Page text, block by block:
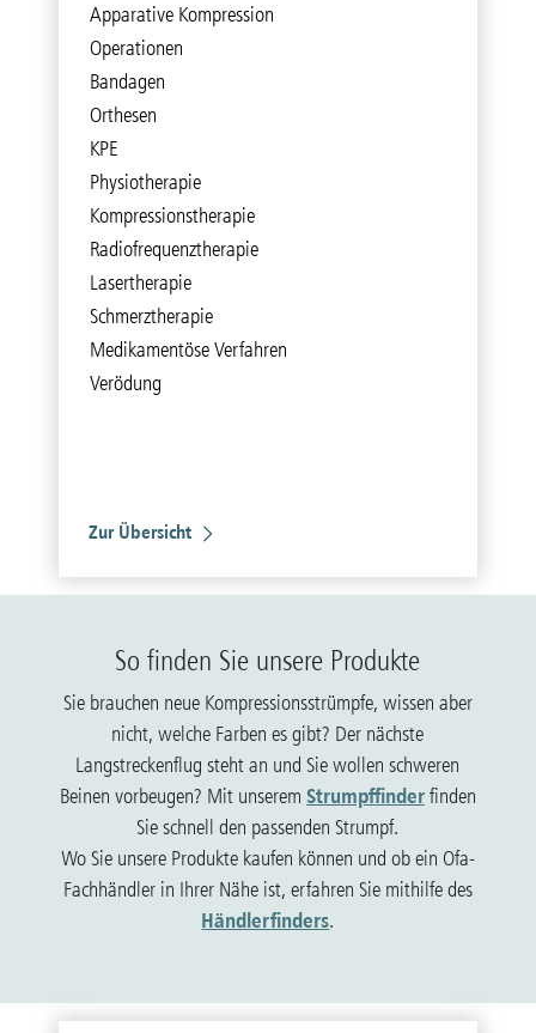
Apparative Kompression
Operationen
Bandagen
Orthesen
KPE
Physiotherapie
Kompressionstherapie
Radiofrequenztherapie
Lasertherapie
Schmerztherapie
Medikamentöse Verfahren
Verödung
Zur Übersicht
So finden Sie unsere Produkte
Sie brauchen neue Kompressionsstrümpfe, wissen aber
nicht, welche Farben es gibt? Der nächste
Langstreckenflug steht an und Sie wollen schweren
Beinen vorbeugen? Mit unserem Strumpffinderfinden
Sie schnell den passenden Strumpf.
Wo Sie unsere Produkte kaufen können und ob ein Ofa-
Fachhändler in Ihrer Nähe ist, erfahren Sie mithilfe des
Händlerfinders.